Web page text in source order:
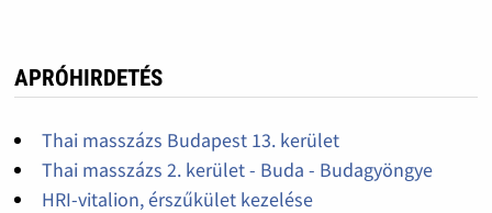
APRÓHIRDETÉS
Thai masszázs Budapest 13. kerület
Thai masszázs 2. kerület - Buda - Budagyöngye
HRI-vitalion, érszűkület kezelése